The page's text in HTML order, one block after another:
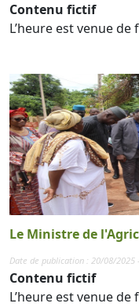
Contenu fictif
L’heure est venue de
Le Ministre de
Date de publication : 20/08/2025
Contenu fictif
L’heure est venue de